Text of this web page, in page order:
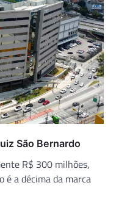
São Bernardo
R$ 300 milhões,
é a décima da marca